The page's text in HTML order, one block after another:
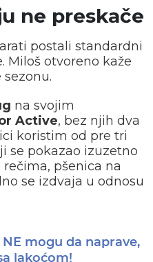
ne preskače
postali standardni
Miloš otvoreno kaže
na svojim
Active, bez njih dva
koristim od pre tri
se pokazao izuzetno
pšenica na
se izdvaja u odnosu
mogu da naprave,
lakoćom!